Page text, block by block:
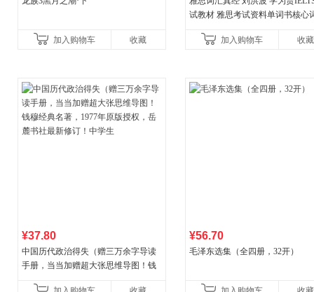
加入购物车 收藏
试教材 雅思考试资料单词书核心
加入购物车
收藏
¥37.80
中国历代政治得失（赠三万余字导读
手册，当当加赠超大张思维导图！钱
¥56.70
毛泽东选集（全四册，32开）